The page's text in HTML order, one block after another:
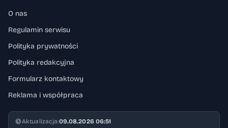
O nas
Regulamin serwisu
Polityka prywatności
Polityka redakcyjna
Formularz kontaktowy
Reklama i współpraca
Aktualizacja:09.08.2026 06:51